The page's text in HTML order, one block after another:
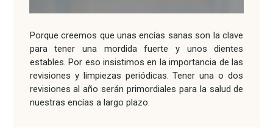
Porque creemos que unas encías sanas son la clave
para tener una mordida fuerte y unos dientes
estables. Por eso insistimos en la importancia de las
revisiones y limpiezas periódicas. Tener una o dos
revisiones al año serán primordiales para la salud de
nuestras encías a largo plazo.